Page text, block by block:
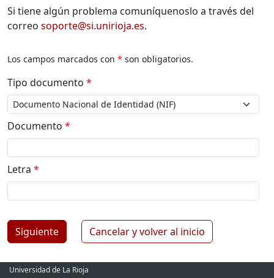
Si tiene algún problema comuníquenoslo a través del
correo soporte@si.unirioja.es.
Los campos marcados con * son obligatorios.
Tipo documento *
Documento *
Letra *
Siguiente Cancelar y volver al inicio
Universidad de La Rioja